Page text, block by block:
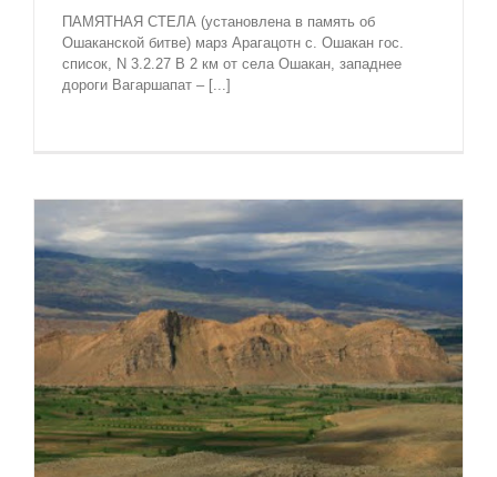
ПАМЯТНАЯ СТЕЛА (установлена в память об
Ошаканской битве) марз Арагацотн с. Ошакан гос.
список, N 3.2.27 В 2 км от села Ошакан, западнее
дороги Вагаршапат – [...]